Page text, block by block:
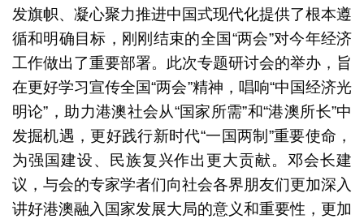
发旗帜、凝心聚力推进中国式现代化提供了根本遵
循和明确目标，刚刚结束的全国“两会”对今年经济
工作做出了重要部署。此次专题研讨会的举办，旨
在更好学习宣传全国“两会”精神，唱响“中国经济光
明论”，助力港澳社会从“国家所需”和“港澳所长”中
发掘机遇，更好践行新时代“一国两制”重要使命，
为强国建设、民族复兴作出更大贡献。邓会长建
议，与会的专家学者们向社会各界朋友们更加深入
讲好港澳融入国家发展大局的意义和重要性，更加